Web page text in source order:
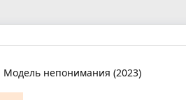
Модель непонимания (2023)